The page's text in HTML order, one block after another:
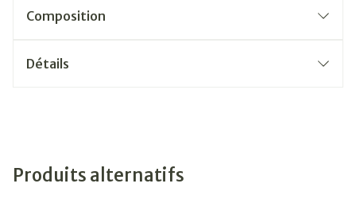
Composition
Détails
Produits alternatifs